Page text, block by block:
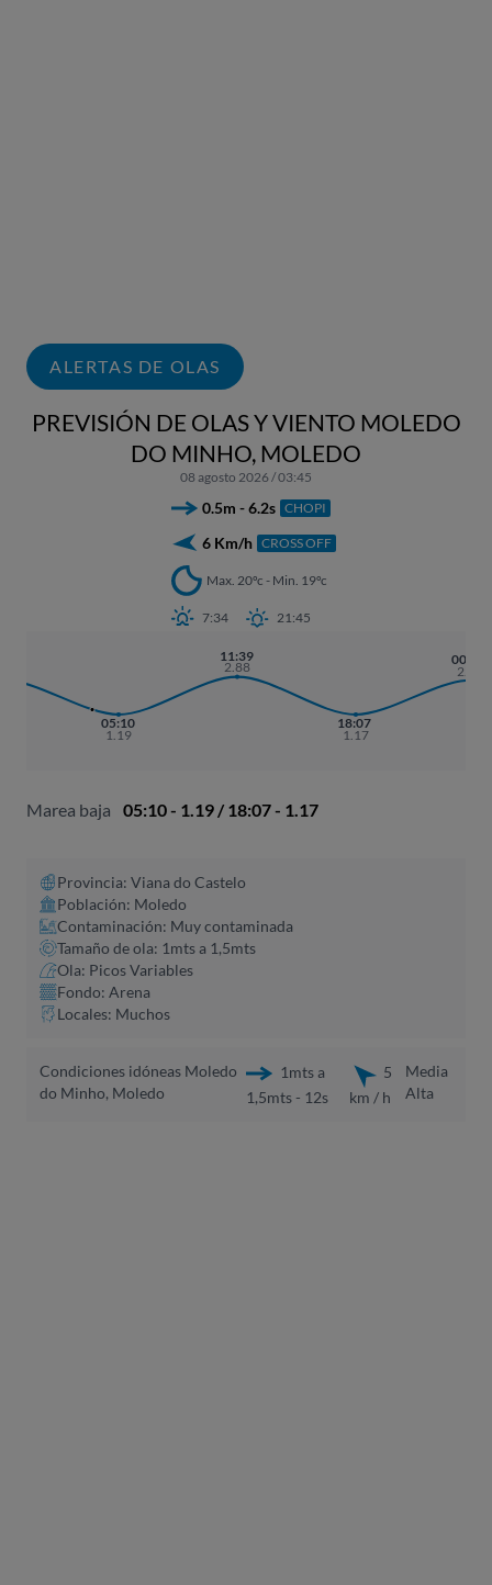
ALERTAS DE OLAS
PREVISIÓN DE OLAS Y VIENTO MOLEDO
DO MINHO, MOLEDO
08 agosto 2026 / 03:45
0.5m - 6.2s CHOPI
6 Km/h CROSS OFF
Max. 20ºc - Min. 19ºc
7:34 21:45
05:10
1.19
11:39
2.88
18:07
1.17
00:21
2.76
Marea baja 05:10 - 1.19 / 18:07 - 1.17
Provincia: Viana do Castelo
Población: Moledo
Contaminación: Muy contaminada
Tamaño de ola: 1mts a 1,5mts
Ola: Picos Variables
Fondo: Arena
Locales: Muchos
Condiciones idóneas Moledo
do Minho, Moledo
1mts a
1,5mts - 12s
5
km / h
Media
Alta